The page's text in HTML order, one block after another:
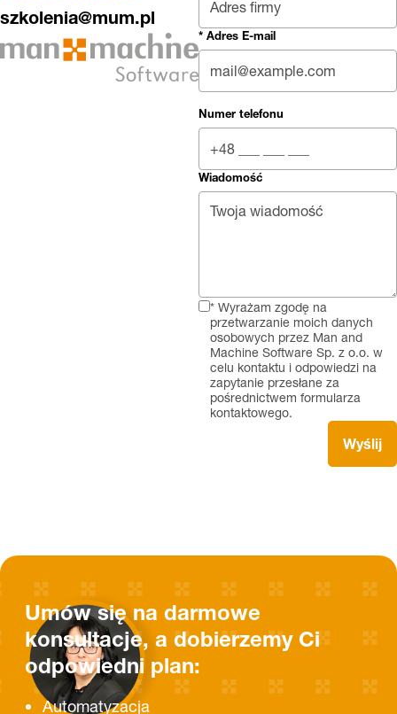
szkolenia@mum.pl
* Adres E-mail
Numer telefonu
Wiadomość
* Wyrażam zgodę na
przetwarzanie moich danych
osobowych przez Man and
Machine Software Sp. z o.o. w
celu kontaktu i odpowiedzi na
zapytanie przesłane za
pośrednictwem formularza
kontaktowego.
Umów się na darmowe
konsultacje, a dobierzemy Ci
odpowiedni plan:
Automatyzacja